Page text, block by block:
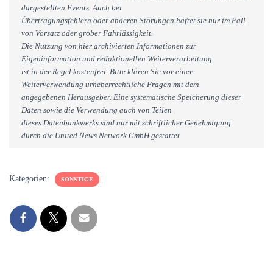
dargestellten Events. Auch bei
Übertragungsfehlern oder anderen Störungen haftet sie nur im Fall
von Vorsatz oder grober Fahrlässigkeit.
Die Nutzung von hier archivierten Informationen zur
Eigeninformation und redaktionellen Weiterverarbeitung
ist in der Regel kostenfrei. Bitte klären Sie vor einer
Weiterverwendung urheberrechtliche Fragen mit dem
angegebenen Herausgeber. Eine systematische Speicherung dieser
Daten sowie die Verwendung auch von Teilen
dieses Datenbankwerks sind nur mit schriftlicher Genehmigung
durch die United News Network GmbH gestattet
Kategorien: SONSTIGE